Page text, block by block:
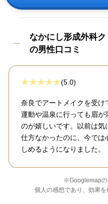
なかにし形成外科
の男性口コミ
(5.0)
奈良でアートメイクを受け
運動や温泉に行っても眉が
のが嬉しいです。以前は気
仕方なかったのに、今では
しめるようになりました。
※Googlemapの
個人の感想であり、効果を